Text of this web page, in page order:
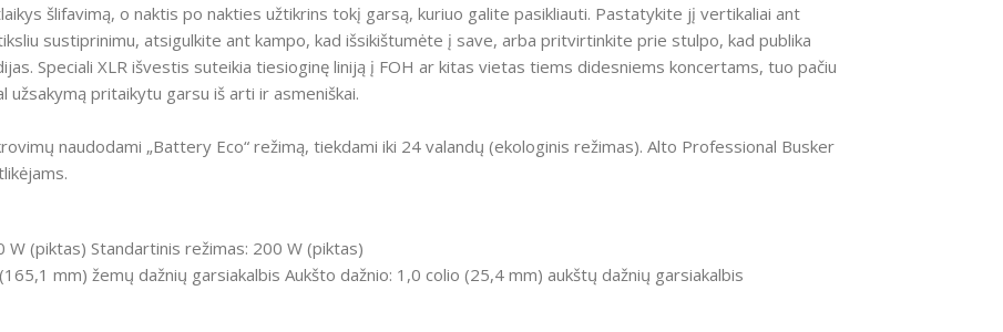
šlifavimą, o naktis po nakties užtikrins tokį garsą, kuriuo galite pasikliauti. Pastatykite jį vertikaliai ant
sustiprinimu, atsigulkite ant kampo, kad išsikištumėte į save, arba pritvirtinkite prie stulpo, kad publika
Speciali XLR išvestis suteikia tiesioginę liniją į FOH ar kitas vietas tiems didesniems koncertams, tuo pačiu
užsakymą pritaikytu garsu iš arti ir asmeniškai.
naudodami „Battery Eco“ režimą, tiekdami iki 24 valandų (ekologinis režimas). Alto Professional Busker
W (piktas) Standartinis režimas: 200 W (piktas)
mm) žemų dažnių garsiakalbis Aukšto dažnio: 1,0 colio (25,4 mm) aukštų dažnių garsiakalbis